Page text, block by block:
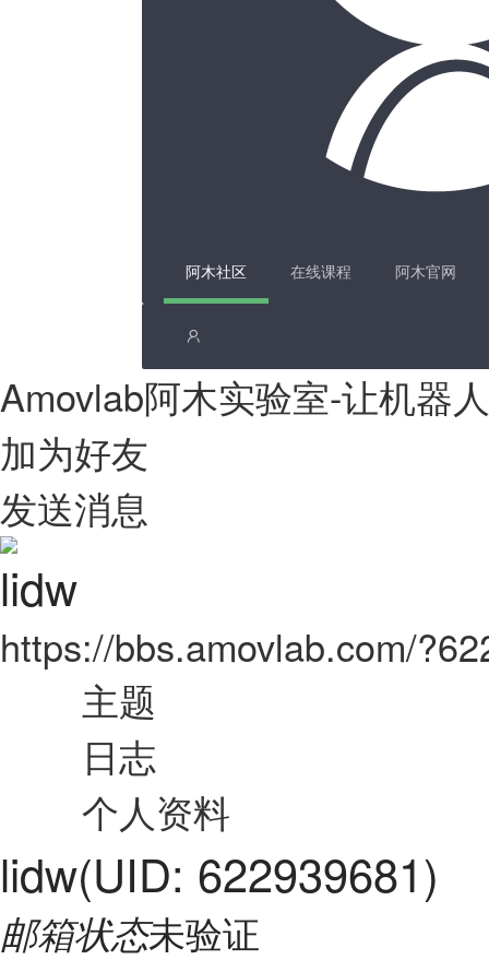
阿木社区 在线课程 阿木官网
Amovlab阿木实验室-让机器
加为好友
发送消息
lidw
https://bbs.amovlab.com/
主题
日志
个人资料
lidw(UID: 622939681)
邮箱状态未验证